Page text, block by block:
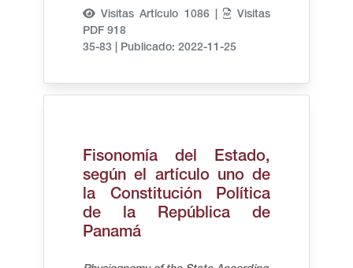
Visitas Artículo 1086 |
Visitas
PDF 918
35-83
Publicado: 2022-11-25
Fisonomía del Estado,
según el artículo uno de
la Constitución Política
de la República de
Panamá